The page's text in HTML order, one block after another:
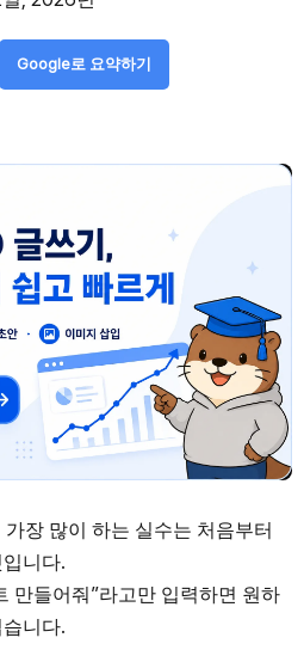
Google로 요약하기
장 많이 하는 실수는 처음부터
니다.
만들어줘”라고만 입력하면 원하
니다.